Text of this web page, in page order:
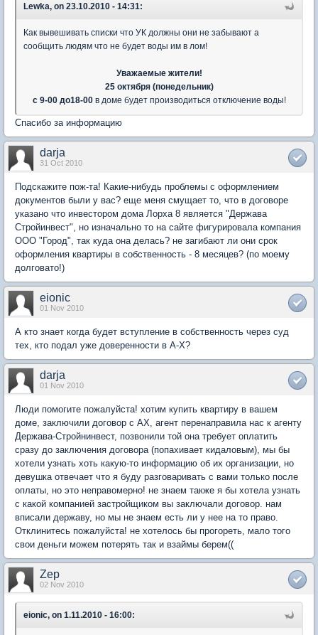
Lewka, on 23.10.2010 - 14:31:
Как вывешивать списки что УК должны они не забывают а
сообщить людям что не будет воды им в лом!
Уважаемые жители!
25 октября (понедельник)
с 9-00 до18-00в доме будет производиться отключение воды!
Спасибо за информацию
darja
31 Oct 2010
Подскажите пож-та! Какие-нибудь проблемы с оформлением
документов были у вас? еще меня смущает то, что в договоре
указано что инвестором дома Лорха 8 является "Держава
Стройинвест", но изначально то на сайте фигурировала компания
ООО "Город", так куда она делась? не загибают ли они срок
оформления квартиры в собственность - 8 месяцев? (по моему
долговато!)
eionic
01 Nov 2010
А кто знает когда будет вступление в собственность через суд
тех, кто подал уже доверенности в А-Х?
darja
01 Nov 2010
Люди помогите пожалуйста! хотим купить квартиру в вашем
доме, заключили договор с АХ, агент перенаправила нас к агенту
Держава-Стройнинвест, позвонили той она требует оплатить
сразу до заключения договора (попахивает кидаловым), мы бы
хотели узнать хоть какую-то информацию об их организации, но
девушка отвечает что я буду разговаривать с вами только после
оплаты, но это неправомерно! не знаем также я бы хотела узнать
с какой компанией застройщиком вы заключали договор. нам
вписали державу, но мы не знаем есть ли у нее на то право.
Отклинитесь пожалуйста! не хотелось бы прогореть, мало того
свои деньги можем потерять так и взаймы берем((
Zep
02 Nov 2010
eionic, on 1.11.2010 - 16:00: